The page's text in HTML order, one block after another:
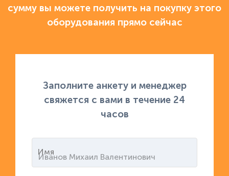
сумму вы можете получить на покупку этого
оборудования прямо сейчас
Заполните анкету и менеджер
свяжется с вами в течение 24
часов
Имя